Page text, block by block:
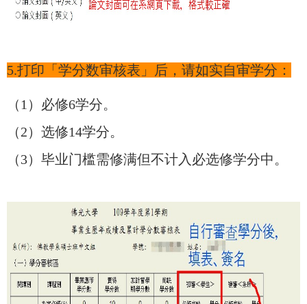
5.打印「学分数审核表」后，请如实自审学分：
（1）必修6学分。
（2）选修14学分。
（3）毕业门槛需修满但不计入必选修学分中。